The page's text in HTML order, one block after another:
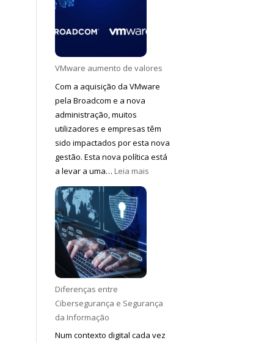
VMware aumento de valores
Com a aquisição da VMware
pela Broadcom e a nova
administração, muitos
utilizadores e empresas têm
sido impactados por esta nova
gestão. Esta nova política está
a levar a uma… Leia mais
Diferenças entre
Cibersegurança e Segurança
da Informação
Num contexto digital cada vez